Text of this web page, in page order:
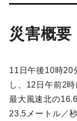
災害概要
11日午後10時20
し、12日午前2
最大風速北の
23.5メートル／